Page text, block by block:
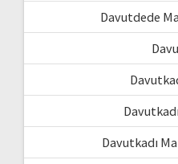
Davutdede
Davutkadı